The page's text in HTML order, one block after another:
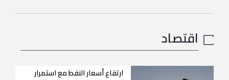
اقتصاد
ارتفاع أسعار النفط مع استمرار